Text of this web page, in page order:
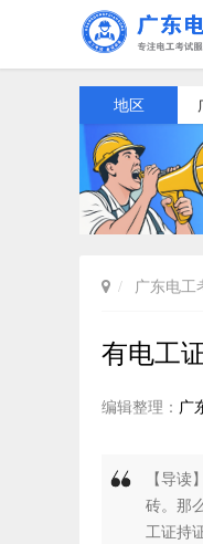
地区
广东电工
有电工
编辑整理： 广
【导
砖。那
工证持